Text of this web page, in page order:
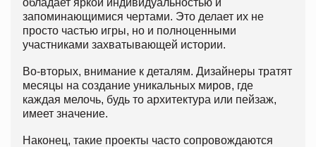
запоминающимися чертами. Это делает их не
просто частью игры, но и полноценными
участниками захватывающей истории.
Во-вторых, внимание к деталям. Дизайнеры тратят
месяцы на создание уникальных миров, где
каждая мелочь, будь то архитектура или пейзаж,
имеет значение.
Наконец, такие проекты часто сопровождаются